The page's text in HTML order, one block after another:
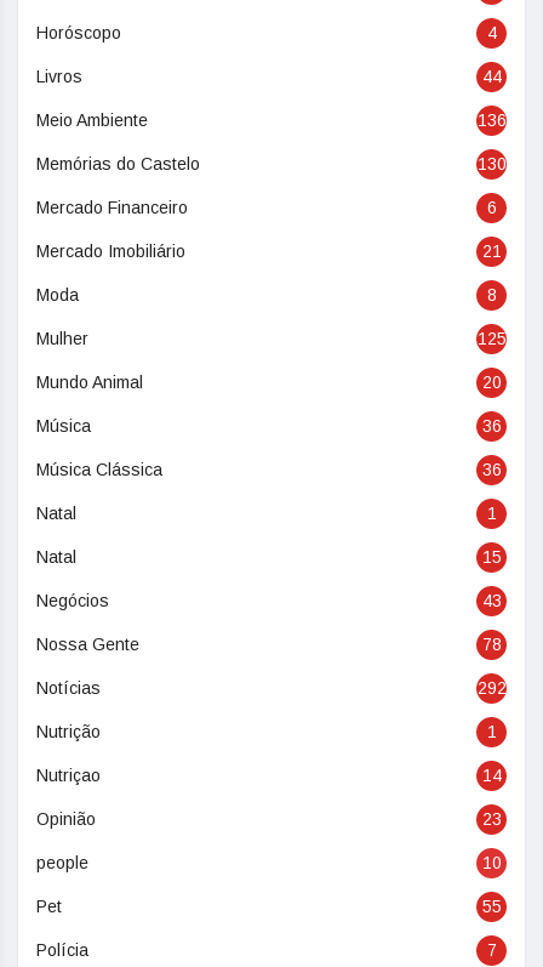
Horóscopo 4
Livros 44
Meio Ambiente 136
Memórias do Castelo 130
Mercado Financeiro 6
Mercado Imobiliário 21
Moda 8
Mulher 125
Mundo Animal 20
Música 36
Música Clássica 36
Natal 1
Natal 15
Negócios 43
Nossa Gente 78
Notícias 292
Nutrição 1
Nutriçao 14
Opinião 23
people 10
Pet 55
Polícia 7